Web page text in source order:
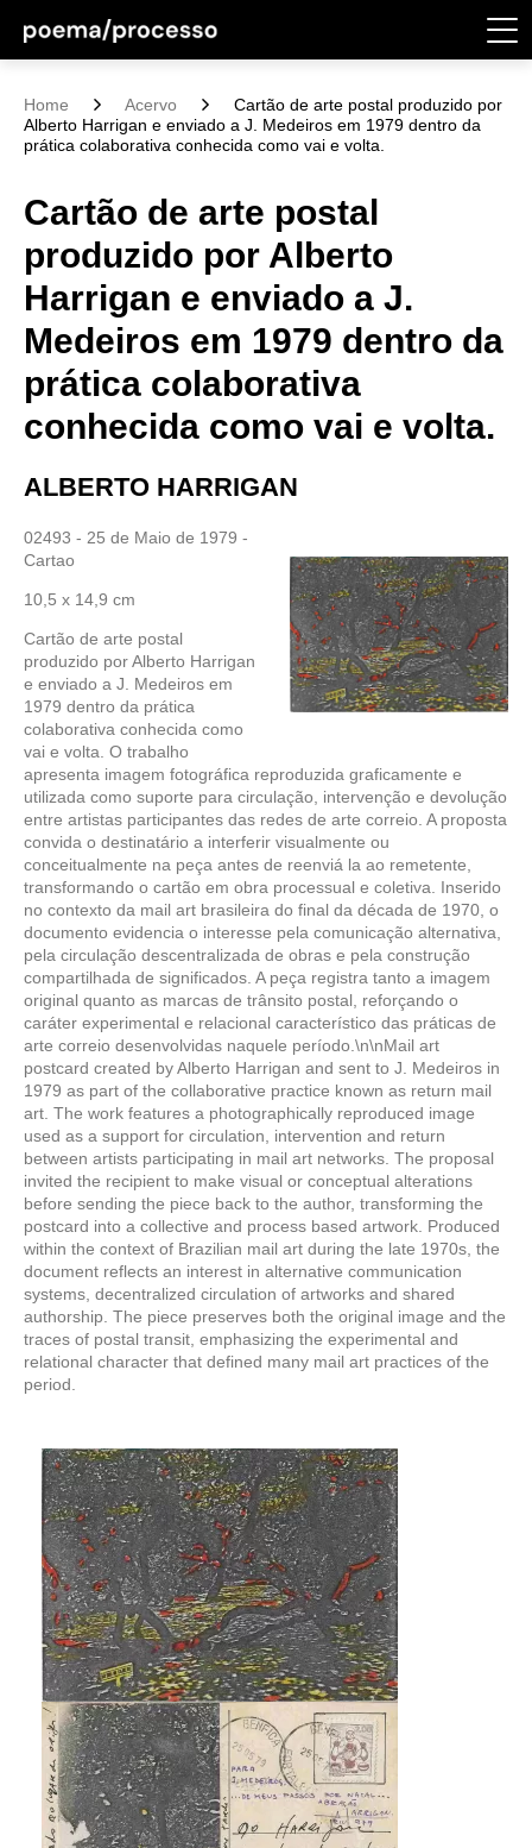
Home Acervo
Cartão de arte postal produzido por
Alberto Harrigan e enviado a J. Medeiros em 1979 dentro da
prática colaborativa conhecida como vai e volta.
Cartão de arte postal
produzido por Alberto
Harrigan e enviado a J.
Medeiros em 1979 dentro da
prática colaborativa
conhecida como vai e volta.
ALBERTO HARRIGAN
02493 - 25 de Maio de 1979 -
Cartao
10,5 x 14,9 cm
Cartão de arte postal
produzido por Alberto Harrigan
e enviado a J. Medeiros em
1979 dentro da prática
colaborativa conhecida como
vai e volta. O trabalho
apresenta imagem fotográfica reproduzida graficamente e
utilizada como suporte para circulação, intervenção e devolução
entre artistas participantes das redes de arte correio. A proposta
convida o destinatário a interferir visualmente ou
conceitualmente na peça antes de reenviá la ao remetente,
transformando o cartão em obra processual e coletiva. Inserido
no contexto da mail art brasileira do final da década de 1970, o
documento evidencia o interesse pela comunicação alternativa,
pela circulação descentralizada de obras e pela construção
compartilhada de significados. A peça registra tanto a imagem
original quanto as marcas de trânsito postal, reforçando o
caráter experimental e relacional característico das práticas de
arte correio desenvolvidas naquele período.\n\nMail art
postcard created by Alberto Harrigan and sent to J. Medeiros in
1979 as part of the collaborative practice known as return mail
art. The work features a photographically reproduced image
used as a support for circulation, intervention and return
between artists participating in mail art networks. The proposal
invited the recipient to make visual or conceptual alterations
before sending the piece back to the author, transforming the
postcard into a collective and process based artwork. Produced
within the context of Brazilian mail art during the late 1970s, the
document reflects an interest in alternative communication
systems, decentralized circulation of artworks and shared
authorship. The piece preserves both the original image and the
traces of postal transit, emphasizing the experimental and
relational character that defined many mail art practices of the
period.